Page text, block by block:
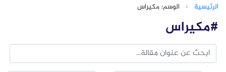
الرئيسية › الوسم: مكيراس
#مكيراس